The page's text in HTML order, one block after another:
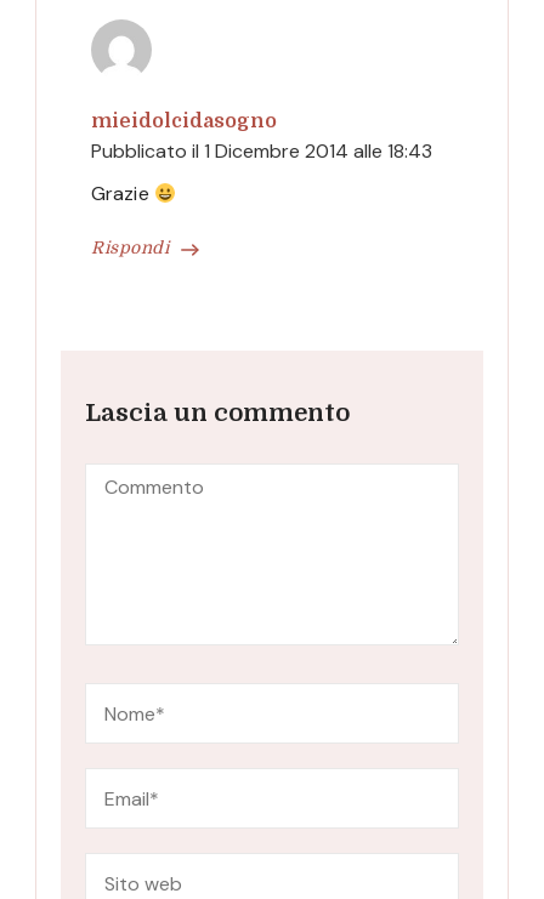
mieidolcidasogno
Pubblicato il 1 Dicembre 2014 alle 18:43
Rispondi
Grazie
Lascia un commento